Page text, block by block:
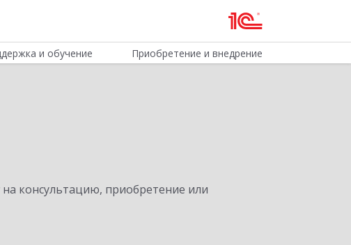
и обучение Приобретение и внедрение
консультацию, приобретение или